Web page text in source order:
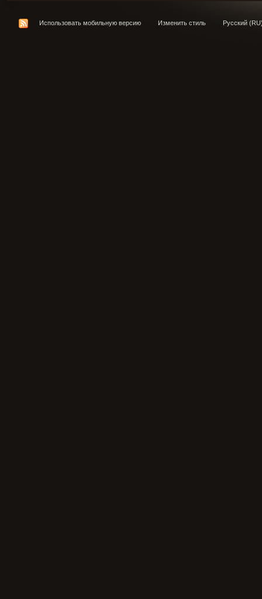
Использовать мобильную версию Изменить стиль Русский